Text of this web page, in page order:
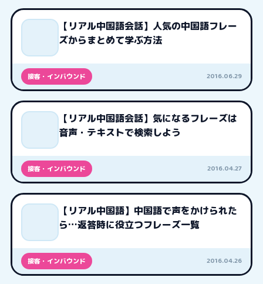
【リアル中国語会話】人気の中国語フレー
ズからまとめて学ぶ方法
接客・インバウンド 2016.06.29
【リアル中国語会話】気になるフレーズは
音声・テキストで検索しよう
接客・インバウンド 2016.04.27
【リアル中国語】中国語で声をかけられた
ら…返答時に役立つフレーズ一覧
接客・インバウンド 2016.04.26